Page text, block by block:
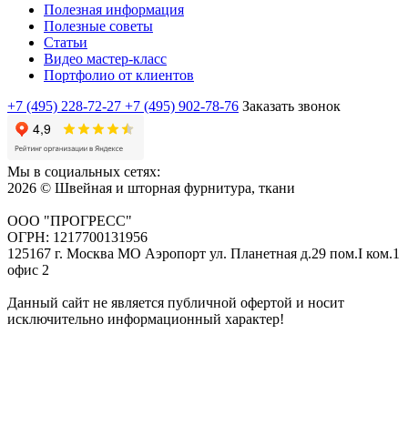
Полезная информация
Полезные советы
Статьи
Видео мастер-класс
Портфолио от клиентов
+7 (495) 228-72-27 +7 (495) 902-78-76 Заказать звонок
Мы в социальных сетях:
2026 © Швейная и шторная фурнитура, ткани
ООО "ПРОГРЕСС"
ОГРН: 1217700131956
125167 г. Москва МО Аэропорт ул. Планетная д.29 пом.I ком.1
офис 2
Данный сайт не является публичной офертой и носит
исключительно информационный характер!